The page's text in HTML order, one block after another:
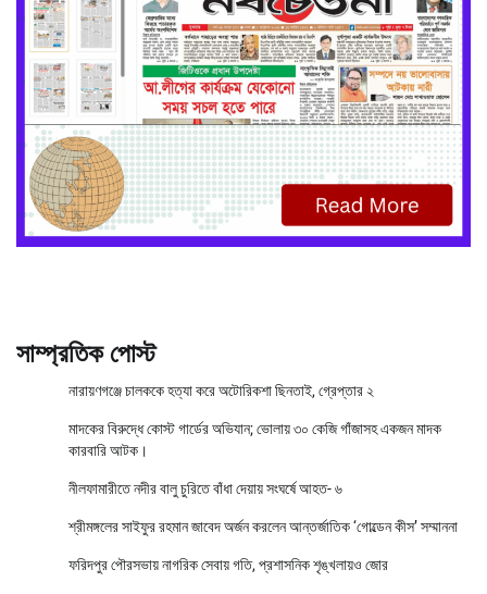
সাম্প্রতিক পোস্ট
নারায়ণগঞ্জে চালককে হত্যা করে অটোরিকশা ছিনতাই, গ্রেপ্তার ২
মাদকের বিরুদ্ধে কোস্ট গার্ডের অভিযান; ভোলায় ৩০ কেজি গাঁজাসহ একজন মাদক
কারবারি আটক।
নীলফামারীতে নদীর বালু চুরিতে বাঁধা দেয়ায় সংঘর্ষে আহত- ৬
শ্রীমঙ্গলের সাইফুর রহমান জাবেদ অর্জন করলেন আন্তর্জাতিক ‘গোল্ডেন কীস’ সম্মাননা
ফরিদপুর পৌরসভায় নাগরিক সেবায় গতি, প্রশাসনিক শৃঙ্খলায়ও জোর